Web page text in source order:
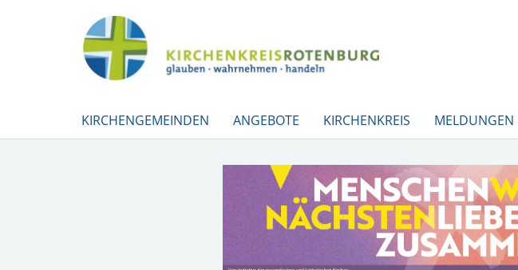
KIRCHENGEMEINDEN ANGEBOTE KIRCHENKREIS MELDUNGEN